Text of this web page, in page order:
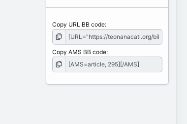
Copy URL BB code
Copy AMS BB code